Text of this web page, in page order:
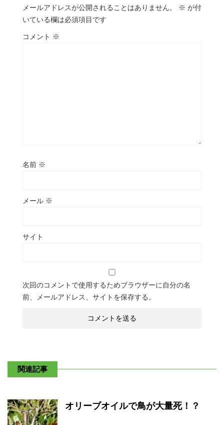
メールアドレスが公開されることはありません。 ※ が付
いている欄は必須項目です
コメント ※
名前 ※
メール ※
サイト
次回のコメントで使用するためブラウザーに自分の名
前、メールアドレス、サイトを保存する。
関連記事
オリーブオイルで鳥が大量死！？